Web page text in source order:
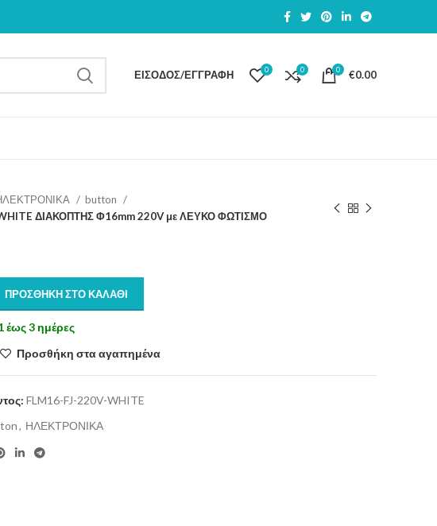
ΕΊΣΟΔΟΣ/ΕΓΓΡΑΦΉ 0 0 0 €0.00
button
ΔΙΑΚΟΠΤΗΣ Φ16mm 220V με ΛΕΥΚΟ ΦΩΤΙΣΜΟ
ΠΡΟΣΘΉΚΗ ΣΤΟ ΚΑΛΆΘΙ
έως 3 ημέρες
Προσθήκη στα αγαπημένα
FLM16-FJ-220V-WHITE
, ΗΛΕΚΤΡΟΝΙΚΑ